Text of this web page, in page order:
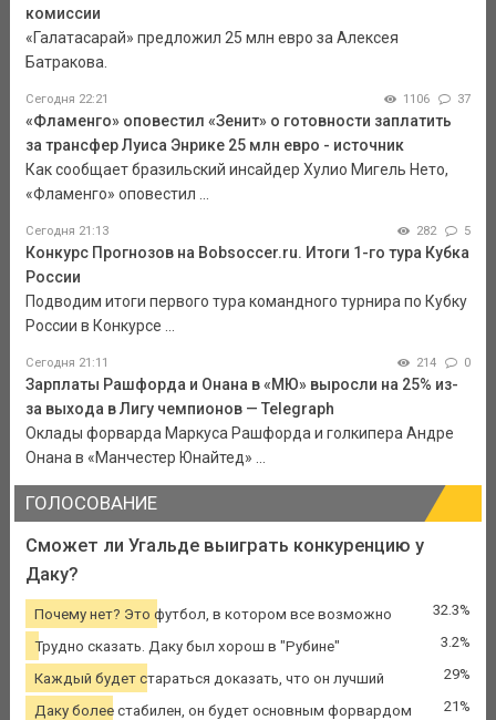
комиссии
«Галатасарай» предложил 25 млн евро за Алексея
Батракова.
Сегодня 22:21 1106 37
«Фламенго» оповестил «Зенит» о готовности заплатить
за трансфер Луиса Энрике 25 млн евро - источник
Как сообщает бразильский инсайдер Хулио Мигель Нето,
«Фламенго» оповестил ...
Сегодня 21:13 282 5
Конкурс Прогнозов на Bobsoccer.ru. Итоги 1-го тура Кубка
России
Подводим итоги первого тура командного турнира по Кубку
России в Конкурсе ...
Сегодня 21:11 214 0
Зарплаты Рашфорда и Онана в «МЮ» выросли на 25% из-
за выхода в Лигу чемпионов — Telegraph
Оклады форварда Маркуса Рашфорда и голкипера Андре
Онана в «Манчестер Юнайтед» ...
ГОЛОСОВАНИЕ
Сможет ли Угальде выиграть конкуренцию у
Даку?
Почему нет? Это футбол, в котором все возможно 32.3%
Трудно сказать. Даку был хорош в "Рубине" 3.2%
Каждый будет стараться доказать, что он лучший 29%
Даку более стабилен, он будет основным форвардом 21%